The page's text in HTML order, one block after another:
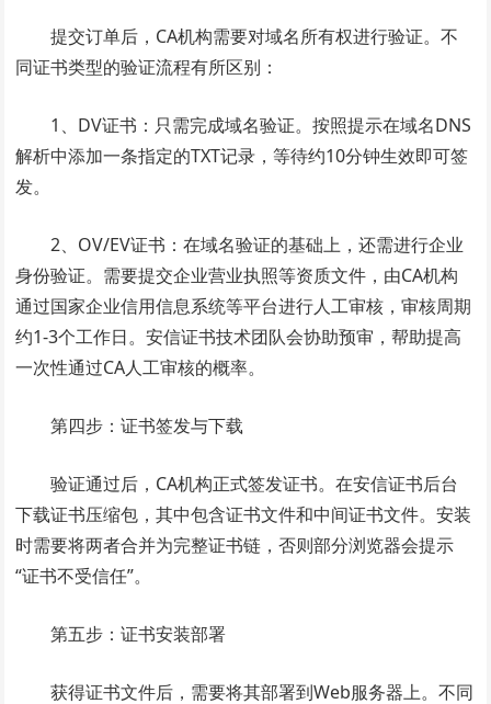
提交订单后，CA机构需要对域名所有权进行验证。不
同证书类型的验证流程有所区别：
1、DV证书：只需完成域名验证。按照提示在域名DNS
解析中添加一条指定的TXT记录，等待约10分钟生效即可签
发。
2、OV/EV证书：在域名验证的基础上，还需进行企业
身份验证。需要提交企业营业执照等资质文件，由CA机构
通过国家企业信用信息系统等平台进行人工审核，审核周期
约1-3个工作日。安信证书技术团队会协助预审，帮助提高
一次性通过CA人工审核的概率。
第四步：证书签发与下载
验证通过后，CA机构正式签发证书。在安信证书后台
下载证书压缩包，其中包含证书文件和中间证书文件。安装
时需要将两者合并为完整证书链，否则部分浏览器会提示
“证书不受信任”。
第五步：证书安装部署
获得证书文件后，需要将其部署到Web服务器上。不同